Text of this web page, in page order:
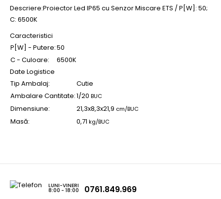
Descriere:Proiector Led IP65 cu Senzor Miscare ETS / P[W]: 50;
C: 6500K
Caracteristici
P[W] - Putere:50
C - Culoare:
6500K
Date Logistice
Tip Ambalaj:
Cutie
Ambalare Cantitate:1/20 BUC
Dimensiune: 21,3x8,3x21,9 cm/BUC
Masă: 0,71 kg/BUC
LUNI-VINERI
8:00 - 18:00 0761.849.969